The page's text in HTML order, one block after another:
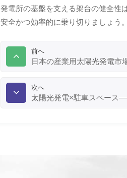
発電所の基盤を支える架台の健全性
安全かつ効率的に乗り切りましょう。
前へ
日本の産業用太陽光発電市
次へ
太陽光発電×駐車スペース